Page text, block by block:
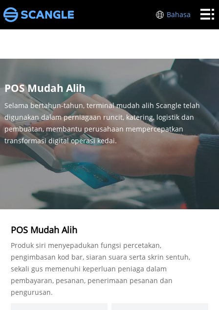
Bahasa
RUMAH
SAYA
SOKONGAN
HUBUNGI
KAMI
POS Mudah Alih
Selama bertahun-tahun, terminal mudah alih Scangle telah
digunakan dalam perniagaan runcit, katering, logistik dan
pembuatan, membantu perusahaan mempercepatkan
transformasi digital operasi kedai.
POS Mudah Alih
Produk siri menyepadukan fungsi percetakan,
pengimbasan kod bar, siaran suara serta skrin sentuh,
sekali gus memenuhi keperluan peniaga dalam
pembayaran, pesanan, penerimaan pesanan dan
pengurusan.